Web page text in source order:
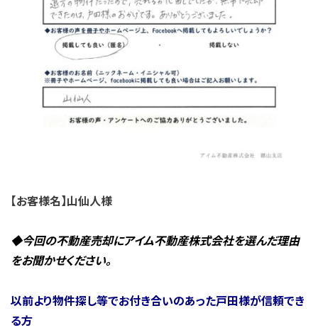
【お客様名】山仙人様
◆今回の不動産売却にアイム不動産株式会社を選んだ理由
をお聞かせください。
以前より物件探し等でお付き合いのあった戸田様が信頼でき
る方